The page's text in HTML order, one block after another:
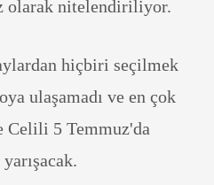
olarak nitelendiriliyor.
hiçbiri seçilmek
ulaşamadı ve en çok
Celili 5 Temmuz'da